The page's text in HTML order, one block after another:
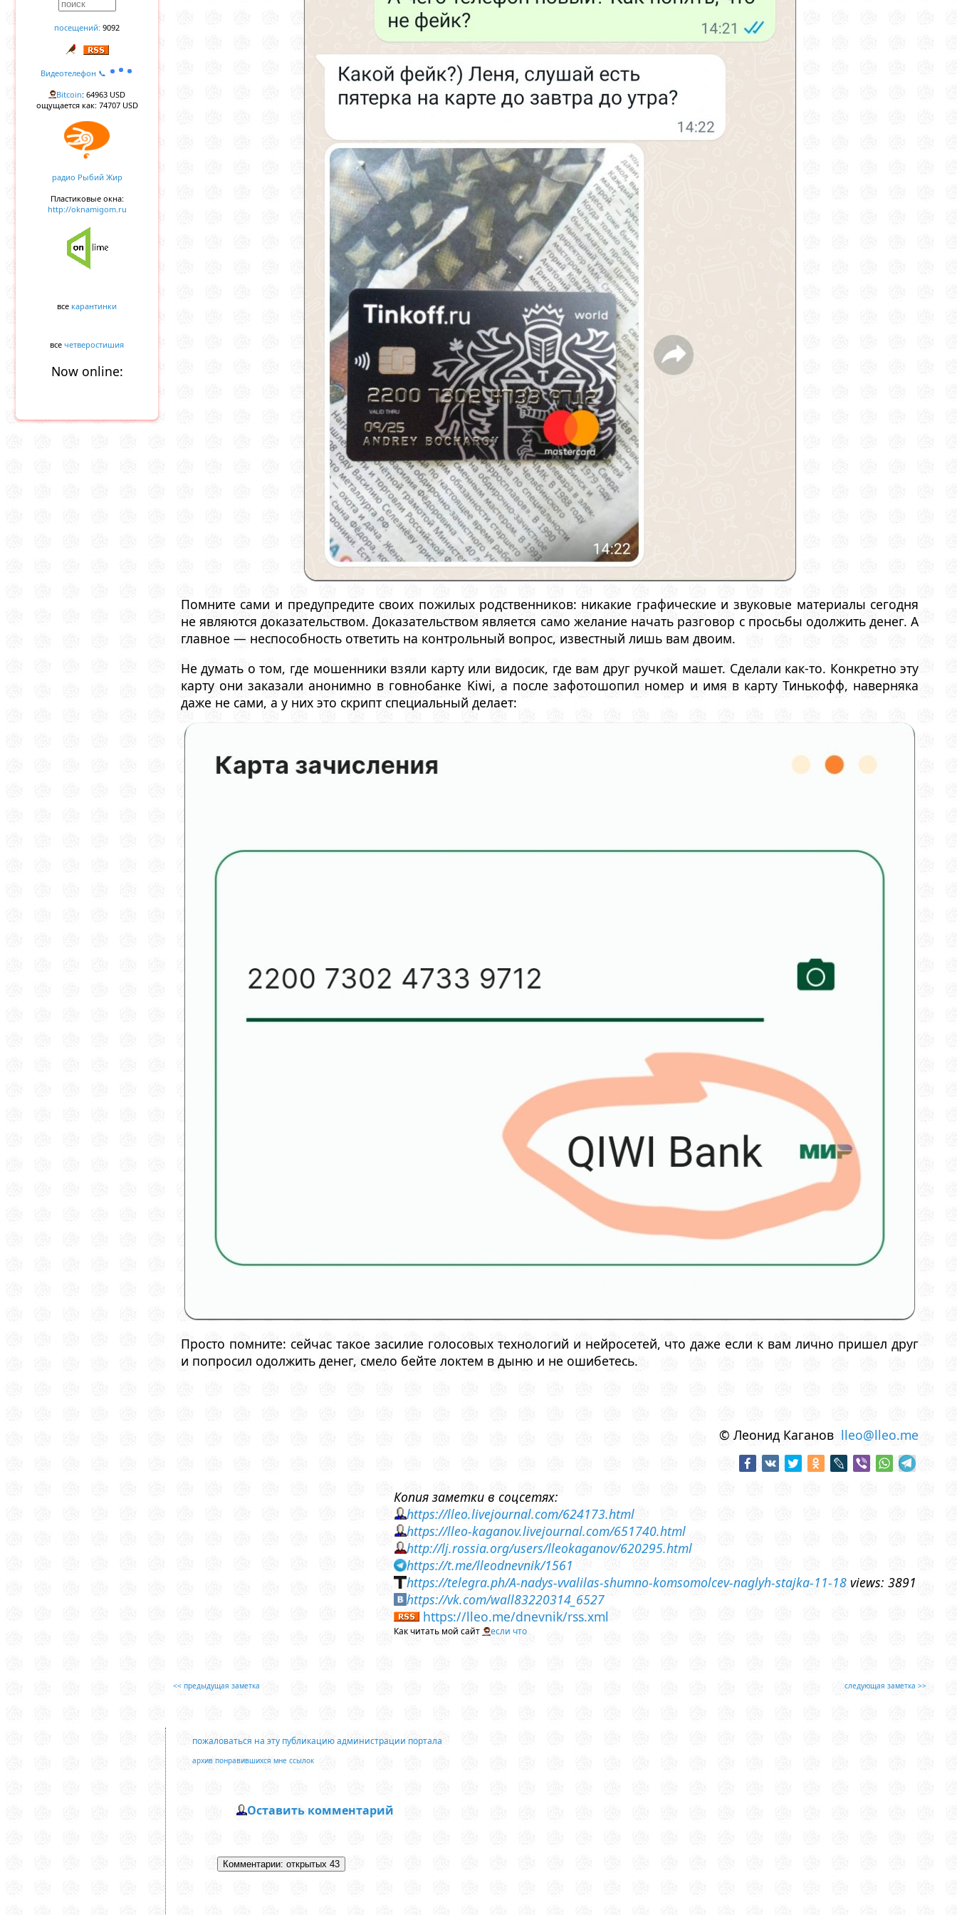
посещений: 9092
Видеотелефон 📞
Bitcoin: 64963 USD
ощущается как: 74707 USD
радио Рыбий Жир
Пластиковые окна:
http://oknamigom.ru
все карантинки
все четверостишия
Now online:
Помните сами и предупредите своих пожилых родственников: никакие графические и звуковые материалы сегодня
не являются доказательством. Доказательством является само желание начать разговор с просьбы одолжить денег. А
главное — неспособность ответить на контрольный вопрос, известный лишь вам двоим.
Не думать о том, где мошенники взяли карту или видосик, где вам друг ручкой машет. Сделали как-то. Конкретно эту
карту они заказали анонимно в говнобанке Kiwi, а после зафотошопил номер и имя в карту Тинькофф, наверняка
даже не сами, а у них это скрипт специальный делает:
Просто помните: сейчас такое засилие голосовых технологий и нейросетей, что даже если к вам лично пришел друг
и попросил одолжить денег, смело бейте локтем в дыню и не ошибетесь.
© Леонид Каганов lleo@lleo.me
Копия заметки в соцсетях:
https://lleo.livejournal.com/624173.html
https://lleo-kaganov.livejournal.com/651740.html
http://lj.rossia.org/users/lleokaganov/620295.html
https://t.me/lleodnevnik/1561
https://telegra.ph/A-nadys-vvalilas-shumno-komsomolcev-naglyh-stajka-11-18 views: 3891
https://vk.com/wall83220314_6527
https://lleo.me/dnevnik/rss.xml
Как читать мой сайт если что
<< предыдущая заметка следующая заметка >>
пожаловаться на эту публикацию администрации портала
архив понравившихся мне ссылок
Оставить комментарий